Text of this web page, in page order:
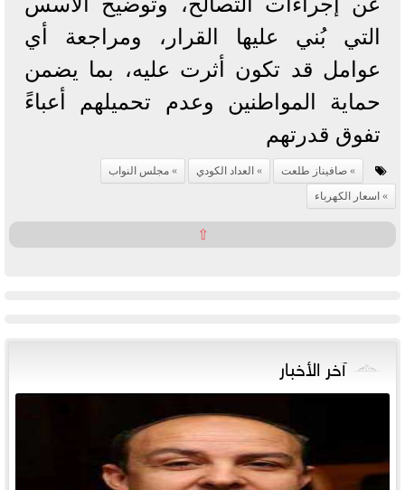
التي بُني عليها القرار، ومراجعة أي
عوامل قد تكون أثرت عليه، بما يضمن
حماية المواطنين وعدم تحميلهم أعباءً
تفوق قدرتهم
صافيناز طلعت العداد الكودي
مجلس النواب
اسعار الكهرباء
⇧
آخر الأخبار